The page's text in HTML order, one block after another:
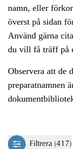
namn, eller
överst på sidan
Använd gärna
du vill få träff på
Observera att de
preparatnamnen
Filtrera (417)